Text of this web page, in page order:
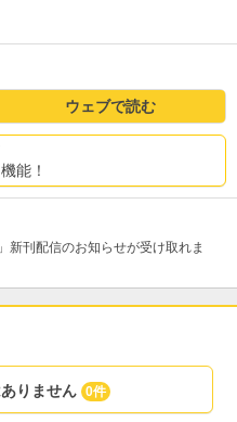
ウェブで読む
能！
新刊配信のお知らせが受け取れま
りません 0件